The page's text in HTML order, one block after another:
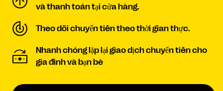
và thanh toán tại cửa hàng.
Theo dõi chuyển tiền theo thời gian thực.
Nhanh chóng lặp lại giao dịch chuyển tiền cho
gia đình và bạn bè